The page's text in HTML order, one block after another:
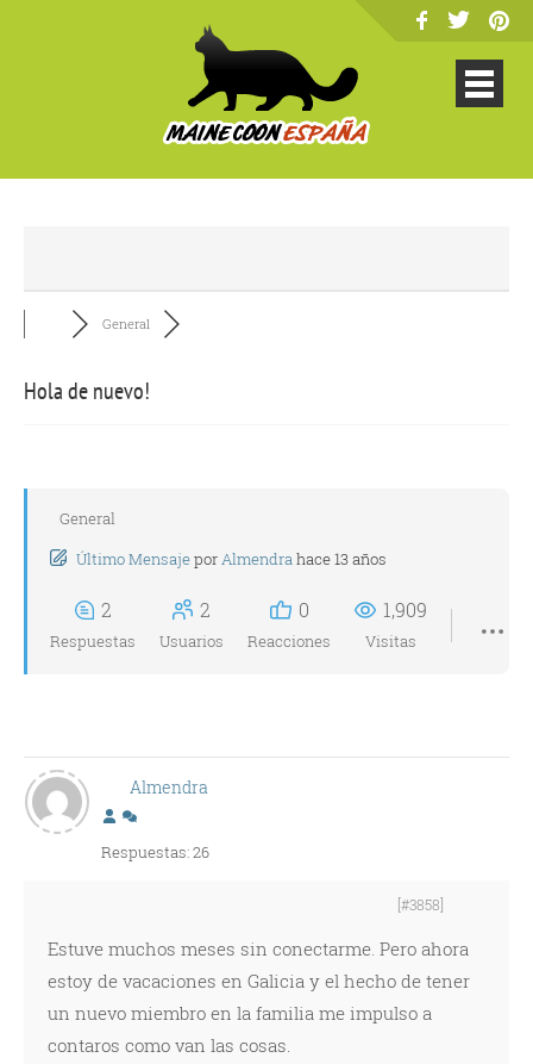
General
Hola de nuevo!
General
Último MensajeporAlmendrahace 13 años
2
Respuestas
2
Usuarios
0
Reacciones
1,909
Visitas
Almendra
Respuestas: 26
[#3858]
Estuve muchos meses sin conectarme. Pero ahora
estoy de vacaciones en Galicia y el hecho de tener
un nuevo miembro en la familia me impulso a
contaros como van las cosas.